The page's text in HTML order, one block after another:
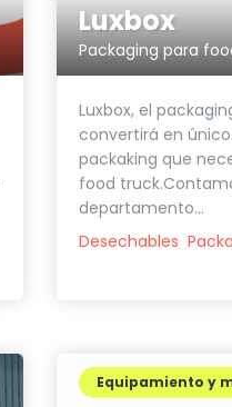
Luxbox
Packaging para
Luxbox, el
convertirá en
packaking que
food
departamento...
Desechables
Equipamiento y